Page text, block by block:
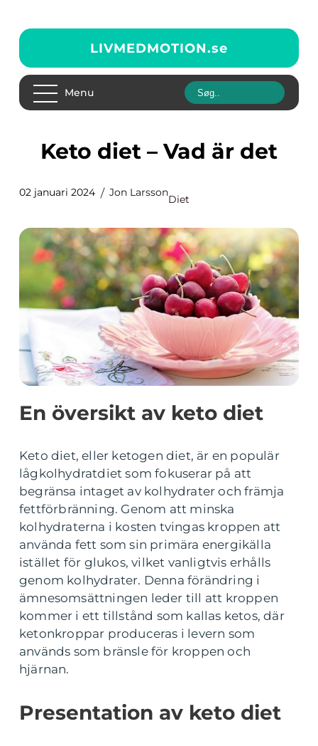
LIVMEDMOTION.se
Menu
Keto diet – Vad är det
02 januari 2024 Jon Larsson
Diet
En översikt av keto diet
Keto diet, eller ketogen diet, är en populär
lågkolhydratdiet som fokuserar på att
begränsa intaget av kolhydrater och främja
fettförbränning. Genom att minska
kolhydraterna i kosten tvingas kroppen att
använda fett som sin primära energikälla
istället för glukos, vilket vanligtvis erhålls
genom kolhydrater. Denna förändring i
ämnesomsättningen leder till att kroppen
kommer i ett tillstånd som kallas ketos, där
ketonkroppar produceras i levern som
används som bränsle för kroppen och
hjärnan.
Presentation av keto diet